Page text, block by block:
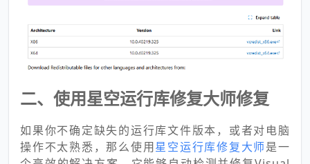
二、使用星空运行库修复大师修复
如果你不确定缺失的运行库文件版本，或者对电脑
操作不太熟悉，那么使用星空运行库修复大师是一